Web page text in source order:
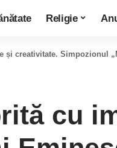
Religie
Simpozionul „Mihai
cu